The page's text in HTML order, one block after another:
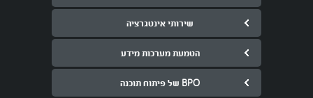
שירותי אינטגרציה
הטמעת מערכות מידע
BPO של פיתוח תוכנה